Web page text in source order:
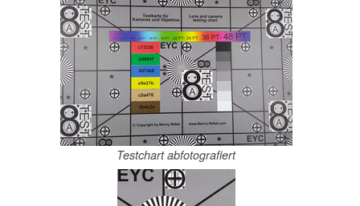
Testchart abfotografiert